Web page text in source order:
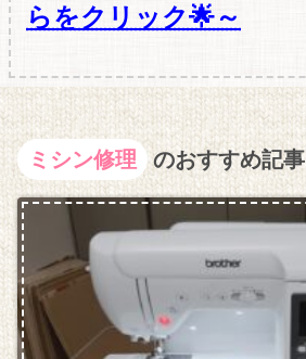
らをクリック🌟～
ミシン修理 のおすすめ記事